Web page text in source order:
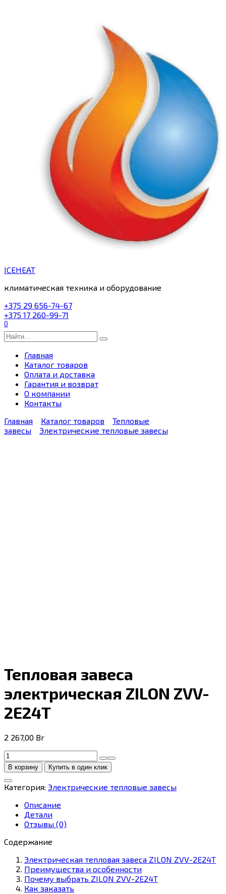
ICEHEAT
климатическая техника и оборудование
+375 29 656-74-67
+375 17 260-99-71
0
Search
for:
Главная
Каталог товаров
Оплата и доставка
Гарантия и возврат
О компании
Контакты
Главная
Каталог товаров
Тепловые
завесы
Электрические тепловые завесы
Тепловая завеса
электрическая ZILON ZVV-
2E24T
2 267,00 Br
Количество
товара
Тепловая
завеса
электрическая
ZILON
ZVV-
2E24T
В корзину Купить в один клик
Категория: Электрические тепловые завесы
Описание
Детали
Отзывы (0)
Содержание
Электрическая тепловая завеса ZILON ZVV-2E24T
Преимущества и особенности
Почему выбрать ZILON ZVV-2E24T
Как заказать